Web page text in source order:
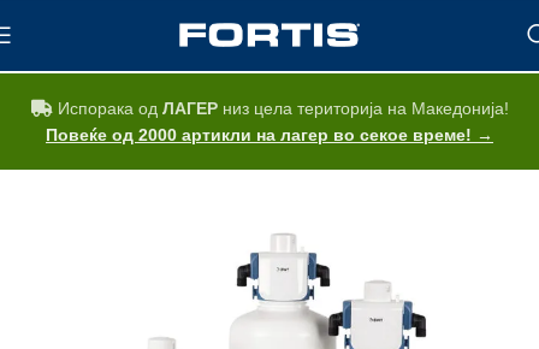
Испорака од ЛАГЕРниз цела територија на Македонија!
Повеќе од 2000 артикли на лагер во секое време! →